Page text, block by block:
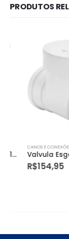
PRODUTOS
CANOS E CONEXÕES PARA
154,95